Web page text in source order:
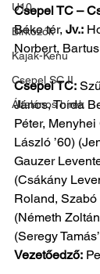
U10
Birkózók
Kajak-Kenu
Csepel SC II
Általános hírek
Csepel TC –
Béke tér, Jv.:
Norbert,
Csepel TC:
János, Torda
Péter,
László ’60)
Gauzer
(Csákány
Roland,
(Németh
(Seregy
Vezetőedző: